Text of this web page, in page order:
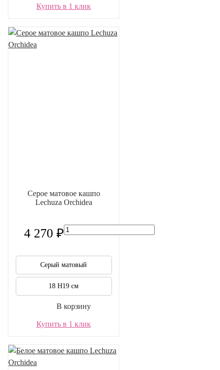
Купить в 1 клик
Серое матовое кашпо
Lechuza Orchidea
4 270 ₽
Серый матовый
18 H19 см
В корзину
Купить в 1 клик